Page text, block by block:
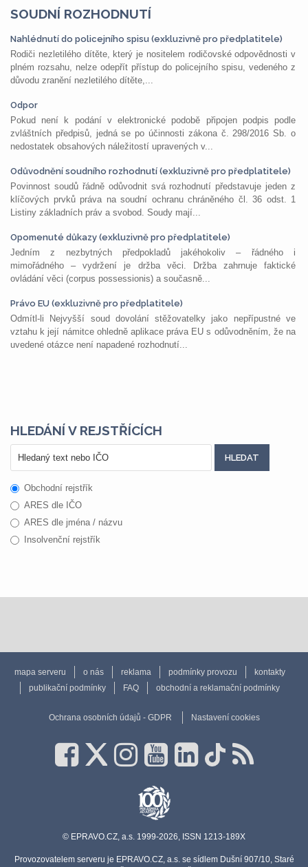
SOUDNÍ ROZHODNUTÍ
Nahlédnutí do policejního spisu (exkluzivně pro předplatitele)
Rodiči nezletilého dítěte, který je nositelem rodičovské odpovědnosti v
plném rozsahu, nelze odepřít přístup do policejního spisu, vedeného z
důvodu zranění nezletilého dítěte,...
Odpor
Pokud není k podání v elektronické podobě připojen podpis podle
zvláštních předpisů, jedná se po účinnosti zákona č. 298/2016 Sb. o
nedostatek obsahových náležitostí upravených v...
Odůvodnění soudního rozhodnutí (exkluzivně pro předplatitele)
Povinnost soudů řádně odůvodnit svá rozhodnutí představuje jeden z
klíčových prvků práva na soudní ochranu chráněného čl. 36 odst. 1
Listiny základních práv a svobod. Soudy mají...
Opomenuté důkazy (exkluzivně pro předplatitele)
Jedním z nezbytných předpokladů jakéhokoliv – řádného i
mimořádného – vydržení je držba věci. Držba zahrnuje faktické
ovládání věci (corpus possessionis) a současně...
Právo EU (exkluzivně pro předplatitele)
Odmítl-li Nejvyšší soud dovolání stěžovatelky jako nepřípustné ve
vztahu k její námitce ohledně aplikace práva EU s odůvodněním, že na
uvedené otázce není napadené rozhodnutí...
HLEDÁNÍ V REJSTŘÍCÍCH
Obchodní rejstřík
ARES dle IČO
ARES dle jména / názvu
Insolvenční rejstřík
mapa serveru o nás reklama podmínky provozu
kontakty
publikační podmínky
FAQ obchodní a reklamační podmínky
Ochrana osobních údajů - GDPR Nastavení cookies
© EPRAVO.CZ, a.s. 1999-2026, ISSN 1213-189X
Provozovatelem serveru je EPRAVO.CZ, a.s. se sídlem Dušní 907/10, Staré